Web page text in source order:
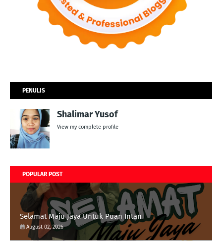
PENULIS
Shalimar Yusof
View my complete profile
POPULAR POST
Selamat Maju Jaya Untuk Puan Intan
August 02, 2026